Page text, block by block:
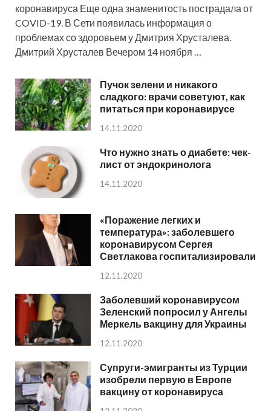
коронавируса Еще одна знаменитость пострадала от
COVID-19. В Сети появилась информация о
проблемах со здоровьем у Дмитрия Хрусталева.
Дмитрий Хрусталев Вечером 14 ноября …
Пучок зелени и никакого
сладкого: врачи советуют, как
питаться при коронавирусе
14.11.2020
Что нужно знать о диабете: чек-
лист от эндокринолога
14.11.2020
«Поражение легких и
температура»: заболевшего
коронавирусом Сергея
Светлакова госпитализировали
12.11.2020
Заболевший коронавирусом
Зеленский попросил у Ангелы
Меркель вакцину для Украины
12.11.2020
Супруги-эмигранты из Турции
изобрели первую в Европе
вакцину от коронавируса